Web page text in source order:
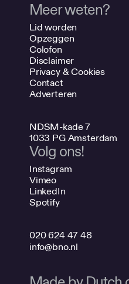
Meer weten?
Lid worden
Opzeggen
Colofon
Disclaimer
Privacy & Cookies
Contact
Adverteren
NDSM-kade 7
1033 PG Amsterdam
Volg ons!
Instagram
Vimeo
LinkedIn
Spotify
020 624 47 48
info@bno.nl